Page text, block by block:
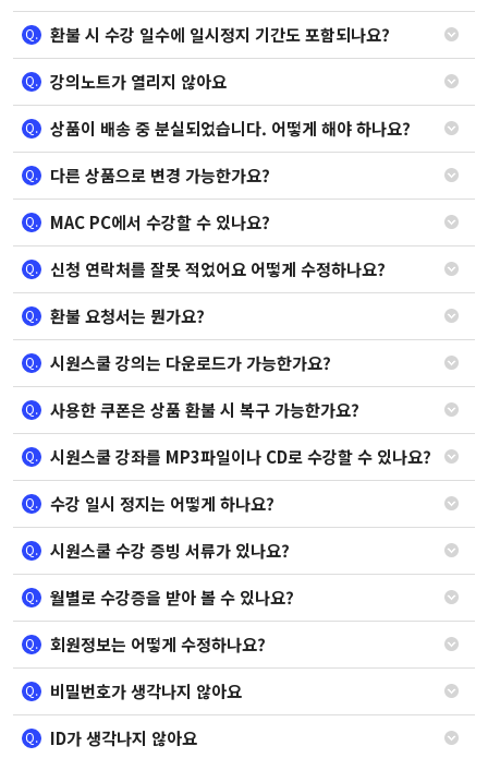
Q. 환불 시 수강 일수에 일시정지 기간도 포함되나요?
Q. 강의노트가 열리지 않아요
Q. 상품이 배송 중 분실되었습니다. 어떻게 해야 하나요?
Q. 다른 상품으로 변경 가능한가요?
Q. MAC PC에서 수강할 수 있나요?
Q. 신청 연락처를 잘못 적었어요 어떻게 수정하나요?
Q. 환불 요청서는 뭔가요?
Q. 시원스쿨 강의는 다운로드가 가능한가요?
Q. 사용한 쿠폰은 상품 환불 시 복구 가능한가요?
Q. 시원스쿨 강좌를 MP3파일이나 CD로 수강할 수 있나요?
Q. 수강 일시 정지는 어떻게 하나요?
Q. 시원스쿨 수강 증빙 서류가 있나요?
Q. 월별로 수강증을 받아 볼 수 있나요?
Q. 회원정보는 어떻게 수정하나요?
Q. 비밀번호가 생각나지 않아요
Q. ID가 생각나지 않아요